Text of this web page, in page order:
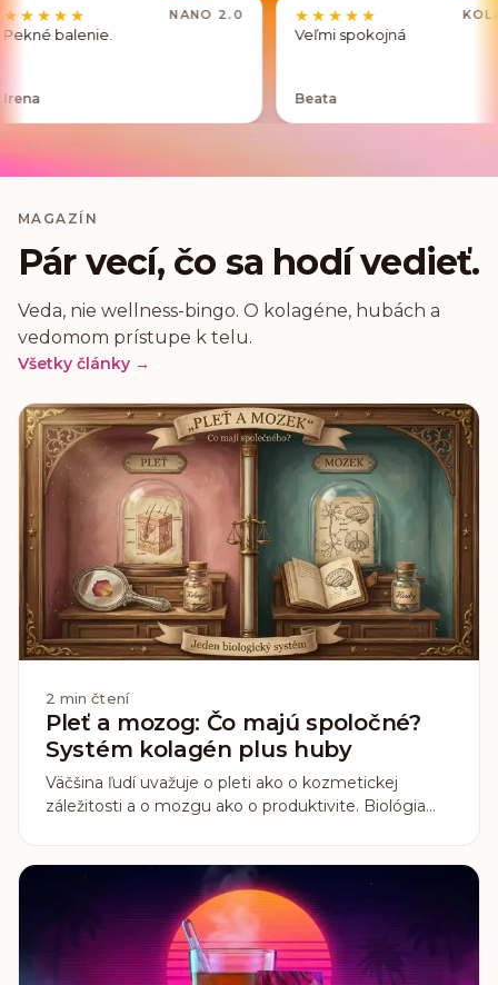
★★★★★
★★★★★ NANO 2.0
Pekné balenie.
★★★★★
★★★★★
Veľmi spokojná
MAGAZÍN
Pár vecí, čo sa hodí vedieť.
Veda, nie wellness-bingo. O kolagéne, hubách a
vedomom prístupe k telu.
Všetky články →
2 min čtení
Pleť a mozog: Čo majú spoločné?
Systém kolagén plus huby
Väčšina ľudí uvažuje o pleti ako o kozmetickej
záležitosti a o mozgu ako o produktivite. Biológia
je kľúč k tomu, prečo kolagén a funkčné huby často
fungujú najlepšie spolu.